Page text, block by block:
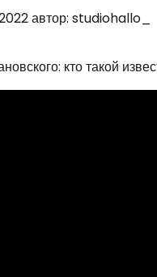
автор: studiohallo_